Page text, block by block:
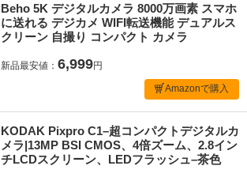
Beho 5K デジタルカメラ 8000万画素 スマホ
に送れる デジカメ WIFI転送機能 デュアルス
クリーン 自撮り コンパクト カメラ
新品最安値： 6,999円
Amazonで購入
KODAK Pixpro C1–超コンパクトデジタルカ
メラ|13MP BSI CMOS、4倍ズーム、2.8イン
チLCDスクリーン、LEDフラッシュ–茶色